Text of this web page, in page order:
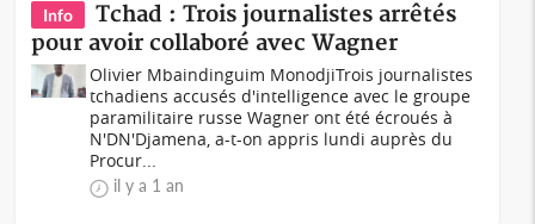
Info
Tchad : Trois journalistes arrêtés
pour avoir collaboré avec Wagner
Olivier Mbaindinguim MonodjiTrois journalistes
tchadiens accusés d'intelligence avec le groupe
paramilitaire russe Wagner ont été écroués à
N'DN'Djamena, a-t-on appris lundi auprès du
Procur...
il y a 1 an